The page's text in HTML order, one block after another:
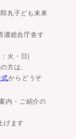
丸子ども未来
濃総合庁舎す
火・日)
方は、
からどうぞ
内・ご紹介の
げます